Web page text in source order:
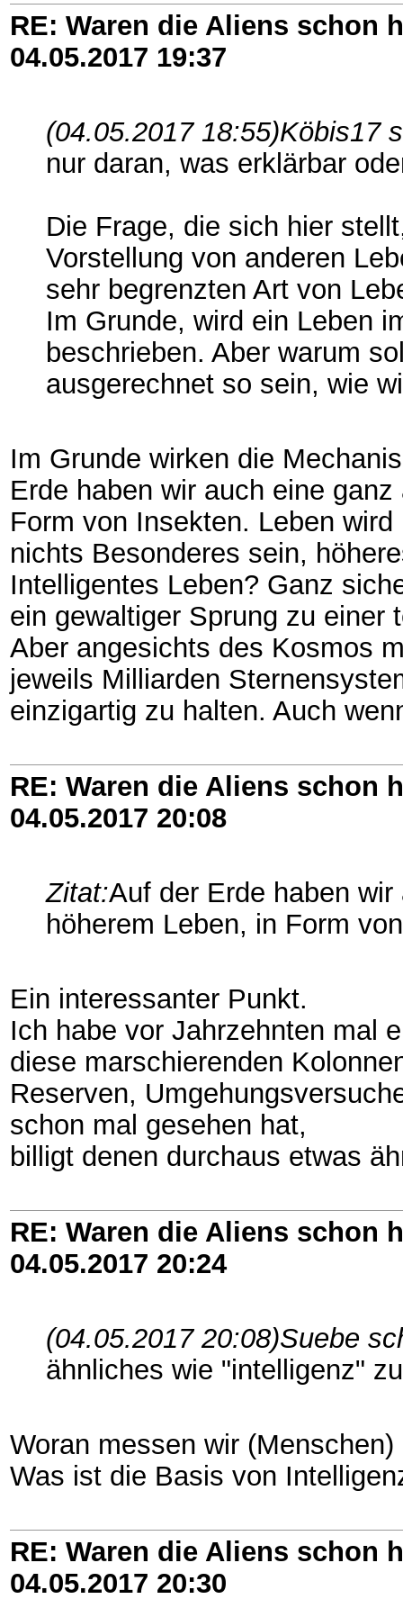
RE: Waren die Aliens schon
04.05.2017 19:37
(04.05.2017 18:55)Köbis17
nur daran, was erklärbar
Die Frage, die sich hier
Vorstellung von anderen
sehr begrenzten Art von
Im Grunde, wird ein Leben
beschrieben. Aber warum
ausgerechnet so sein, wie
Im Grunde wirken die
Erde haben wir auch eine
Form von Insekten. Leben
nichts Besonderes sein,
Intelligentes Leben? Ganz
ein gewaltiger Sprung zu einer
Aber angesichts des Kosmos
jeweils Milliarden
einzigartig zu halten. Auch
RE: Waren die Aliens schon
04.05.2017 20:08
Zitat:Auf der Erde haben
höherem Leben, in Form
Ein interessanter Punkt.
Ich habe vor Jahrzehnten mal
diese marschierenden
Reserven,
schon mal gesehen hat,
billigt denen durchaus etwas
RE: Waren die Aliens schon
04.05.2017 20:24
(04.05.2017 20:08)Suebe
ähnliches wie "intelligenz"
Woran messen wir
Was ist die Basis von
RE: Waren die Aliens schon
04.05.2017 20:30